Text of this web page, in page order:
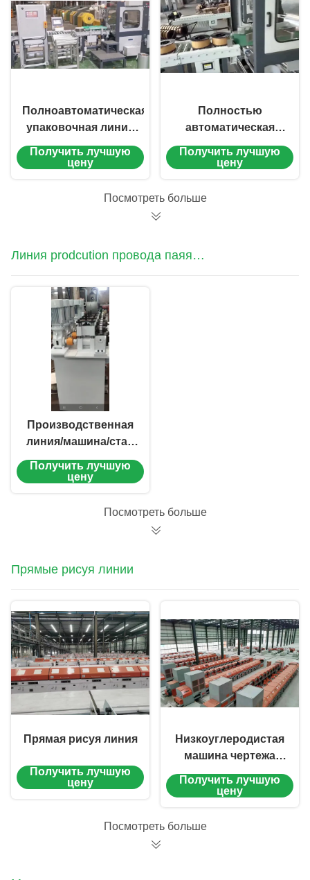
Полноавтоматическая
упаковочная линия
для струи сварки с
потоковым ядром -
упаковочная
Получить лучшую
цену
Полностью
автоматическая
упаковочная линия
для сварочной
сварки CO2 -
сварочной
проволоки
Получить лучшую
цену
Посмотреть больше
Линия prodcution провода паяя
заварки
Производственная
линия/машина/стан
для производства
проволоки с
сердечником для
Получить лучшую
цену
Посмотреть больше
Прямые рисуя линии
Прямая рисуя линия
Получить лучшую
цену
Низкоуглеродистая
машина чертежа
стального провода
Получить лучшую
цену
Посмотреть больше